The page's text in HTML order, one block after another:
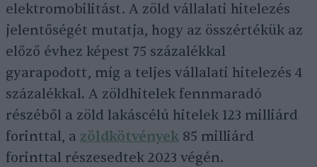
elektromobilitást. A zöld vállalati hitelezés
jelentőségét mutatja, hogy az összértékük az
előző évhez képest 75 százalékkal
gyarapodott, míg a teljes vállalati hitelezés 4
százalékkal. A zöldhitelek fennmaradó
részéből a zöld lakáscélú hitelek 123 milliárd
forinttal, a zöldkötvények 85 milliárd
forinttal részesedtek 2023 végén.